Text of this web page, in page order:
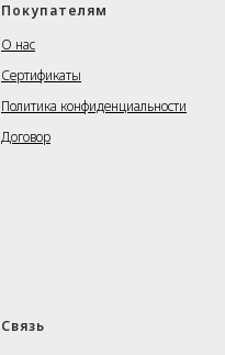
Покупателям
О нас
Сертификаты
Политика конфиденциальности
Договор
Связь